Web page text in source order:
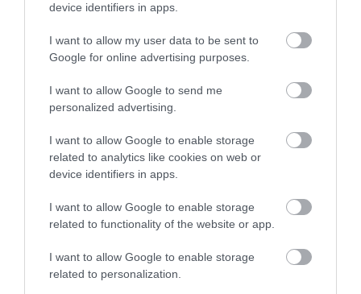
device identifiers in apps.
I want to allow my user data to be sent to
Google for online advertising purposes.
I want to allow Google to send me
personalized advertising.
I want to allow Google to enable storage
related to analytics like cookies on web or
device identifiers in apps.
I want to allow Google to enable storage
related to functionality of the website or app.
I want to allow Google to enable storage
related to personalization.
5.0
Összesen 1
4 0
3
2 0
1 0
Ambrus Hajnalka
2021. November 24.
Kitünő hely, ajánlom
mindenkinek......
Jelentés